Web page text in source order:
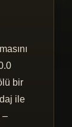
bir
ile
–